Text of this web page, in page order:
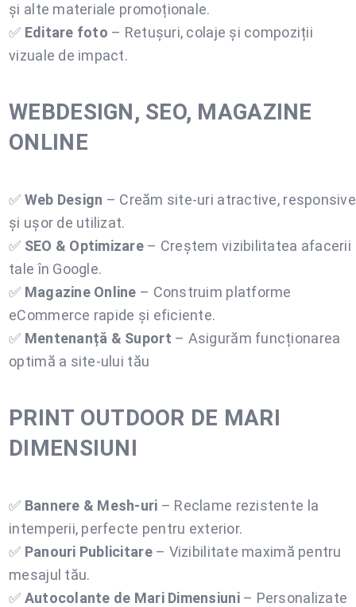
și alte materiale promoționale.
✅ Editare foto – Retușuri, colaje și compoziții
vizuale de impact.
WEBDESIGN, SEO, MAGAZINE
ONLINE
✅ Web Design – Creăm site-uri atractive, responsive
și ușor de utilizat.
✅ SEO & Optimizare – Creștem vizibilitatea afacerii
tale în Google.
✅ Magazine Online – Construim platforme
eCommerce rapide și eficiente.
✅ Mentenanță & Suport – Asigurăm funcționarea
optimă a site-ului tău
PRINT OUTDOOR DE MARI
DIMENSIUNI
✅ Bannere & Mesh-uri – Reclame rezistente la
intemperii, perfecte pentru exterior.
✅ Panouri Publicitare– Vizibilitate maximă pentru
mesajul tău.
✅ Autocolante de Mari Dimensiuni– Personalizate